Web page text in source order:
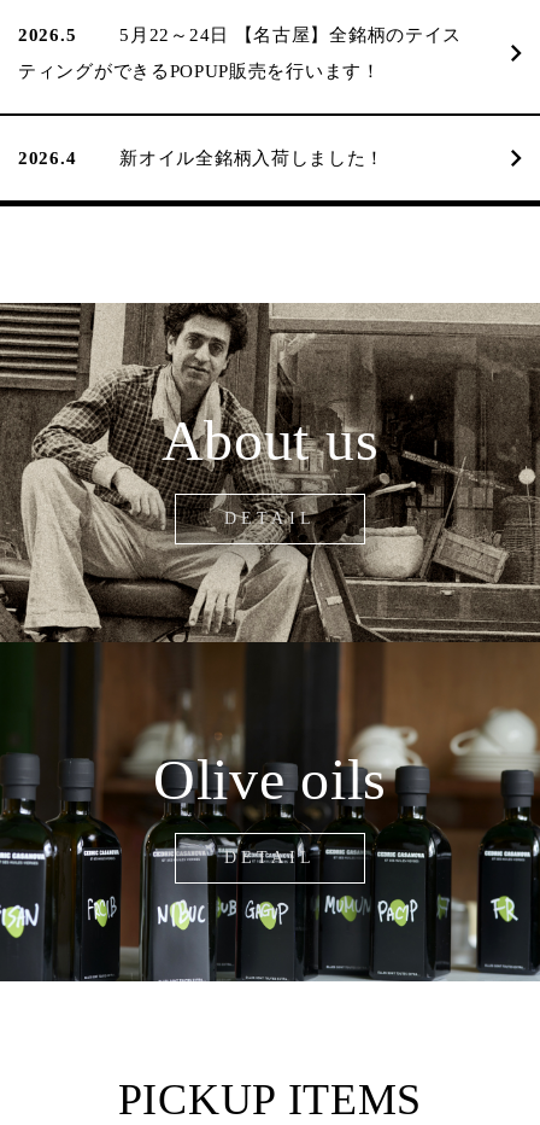
2026.5 5月22～24日 【名古屋】全銘柄のテイス
ティングができるPOPUP販売を行います！
2026.4 新オイル全銘柄入荷しました！
About us
DETAIL
Olive oils
DETAIL
PICKUP ITEMS